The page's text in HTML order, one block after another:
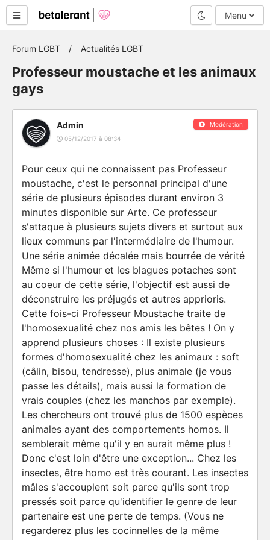
Mode nuit
Menu
Forum LGBT Actualités LGBT
Professeur moustache et les animaux
gays
Modération
Admin
05/12/2017 à 08:34
Pour ceux qui ne connaissent pas Professeur
moustache, c'est le personnal principal d'une
série de plusieurs épisodes durant environ 3
minutes disponible sur Arte. Ce professeur
s'attaque à plusieurs sujets divers et surtout aux
lieux communs par l'intermédiaire de l'humour.
Une série animée décalée mais bourrée de vérité
Même si l'humour et les blagues potaches sont
au coeur de cette série, l'objectif est aussi de
déconstruire les préjugés et autres apprioris.
Cette fois-ci Professeur Moustache traite de
l'homosexualité chez nos amis les bêtes ! On y
apprend plusieurs choses : Il existe plusieurs
formes d'homosexualité chez les animaux : soft
(câlin, bisou, tendresse), plus animale (je vous
passe les détails), mais aussi la formation de
vrais couples (chez les manchos par exemple).
Les chercheurs ont trouvé plus de 1500 espèces
animales ayant des comportements homos. Il
semblerait même qu'il y en aurait même plus !
Donc c'est loin d'être une exception... Chez les
insectes, être homo est très courant. Les insectes
mâles s'accouplent soit parce qu'ils sont trop
pressés soit parce qu'identifier le genre de leur
partenaire est une perte de temps. (Vous ne
regarderez plus les cocinnelles de la même